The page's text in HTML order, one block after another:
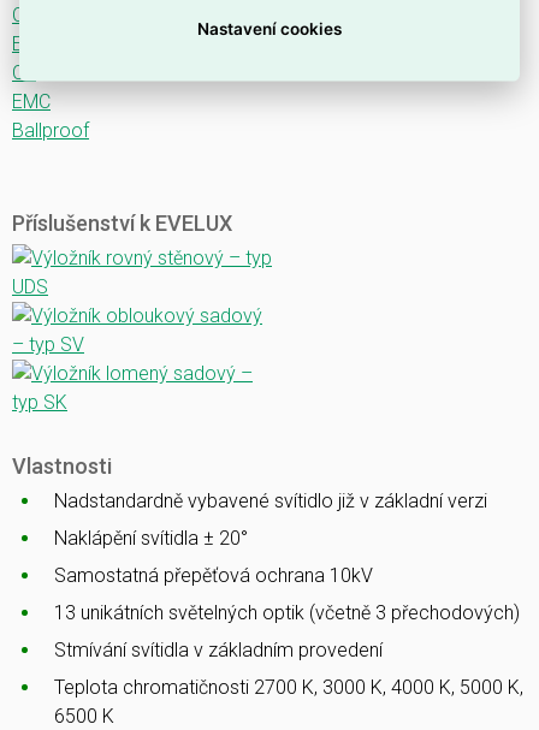
CE
ENEC
CB
EMC
Ballproof
Příslušenství k EVELUX
Vlastnosti
Nadstandardně vybavené svítidlo již v základní verzi
Naklápění svítidla ± 20°
Samostatná přepěťová ochrana 10kV
13 unikátních světelných optik (včetně 3 přechodových)
Stmívání svítidla v základním provedení
Teplota chromatičnosti 2700 K, 3000 K, 4000 K, 5000 K,
6500 K
Nastavení cookies